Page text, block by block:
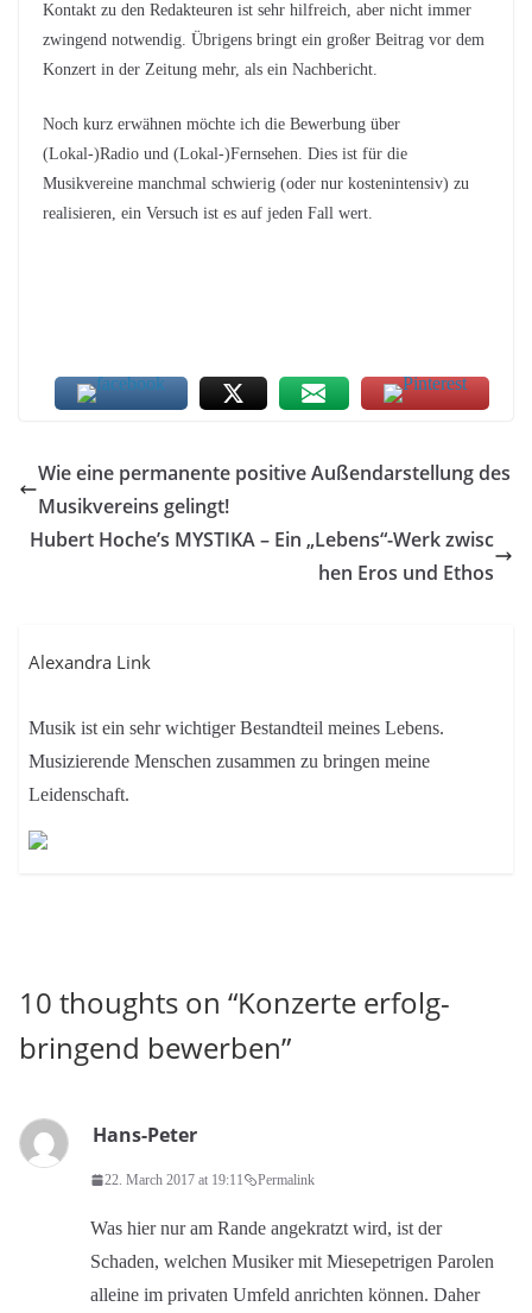
Kontakt zu den Redakteuren ist sehr hilfreich, aber nicht immer
zwingend notwendig. Übrigens bringt ein großer Beitrag vor dem
Konzert in der Zeitung mehr, als ein Nachbericht.
Noch kurz erwähnen möchte ich die Bewerbung über
(Lokal-)Radio und (Lokal-)Fernsehen. Dies ist für die
Musikvereine manchmal schwierig (oder nur kostenintensiv) zu
realisieren, ein Versuch ist es auf jeden Fall wert.
Wie eine permanente positive Außendarstellung des
Musikvereins gelingt!
Hubert Hoche’s MYSTIKA – Ein „Lebens“-Werk zwisc
hen Eros und Ethos
Alexandra Link
Musik ist ein sehr wichtiger Bestandteil meines Lebens.
Musizierende Menschen zusammen zu bringen meine
Leidenschaft.
10 thoughts on “Konzerte erfolg-
bringend bewerben”
Hans-Peter
22. March 2017 at 19:11 Permalink
Was hier nur am Rande angekratzt wird, ist der
Schaden, welchen Musiker mit Miesepetrigen Parolen
alleine im privaten Umfeld anrichten können. Daher